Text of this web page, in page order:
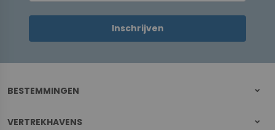
Inschrijven
BESTEMMINGEN
VERTREKHAVENS